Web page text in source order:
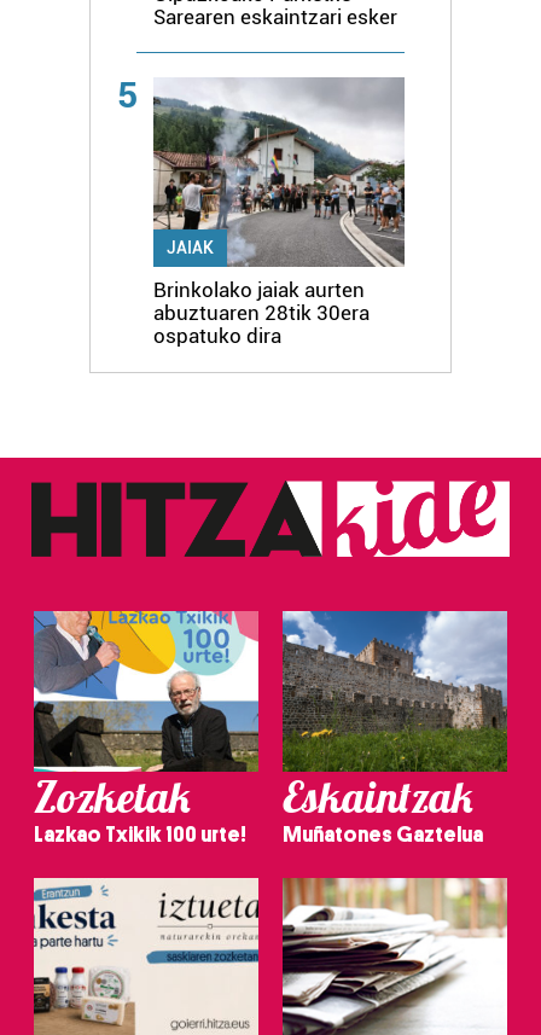
Sarearen eskaintzari esker
5
JAIAK
Brinkolako jaiak aurten
abuztuaren 28tik 30era
ospatuko dira
Zozketak
Lazkao Txikik 100 urte!
Eskaintzak
Muñatones Gaztelua